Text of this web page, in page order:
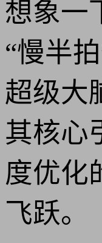
想象一
“慢半
超级大
其核心
度优化
飞跃。